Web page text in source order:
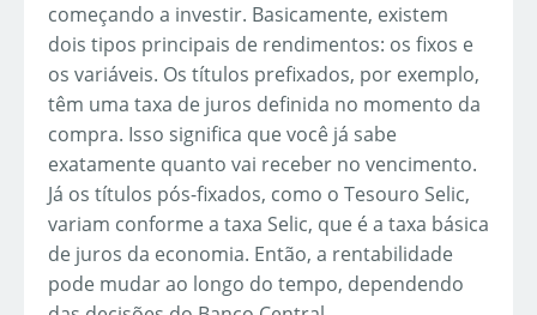
começando a investir. Basicamente, existem
dois tipos principais de rendimentos: os fixos e
os variáveis. Os títulos prefixados, por exemplo,
têm uma taxa de juros definida no momento da
compra. Isso significa que você já sabe
exatamente quanto vai receber no vencimento.
Já os títulos pós-fixados, como o Tesouro Selic,
variam conforme a taxa Selic, que é a taxa básica
de juros da economia. Então, a rentabilidade
pode mudar ao longo do tempo, dependendo